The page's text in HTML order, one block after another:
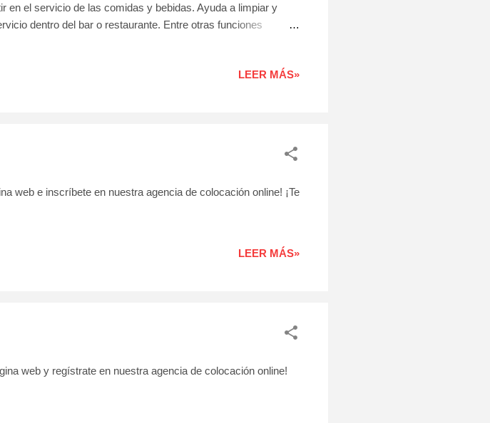
en el servicio de las comidas y bebidas. Ayuda a limpiar y
dentro del bar o restaurante. Entre otras funciones
idiomas.
LEER MÁS»
web e inscríbete en nuestra agencia de colocación online! ¡Te
LEER MÁS»
web y regístrate en nuestra agencia de colocación online!